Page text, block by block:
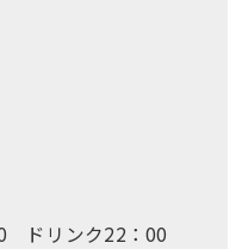
ドリンク22：00